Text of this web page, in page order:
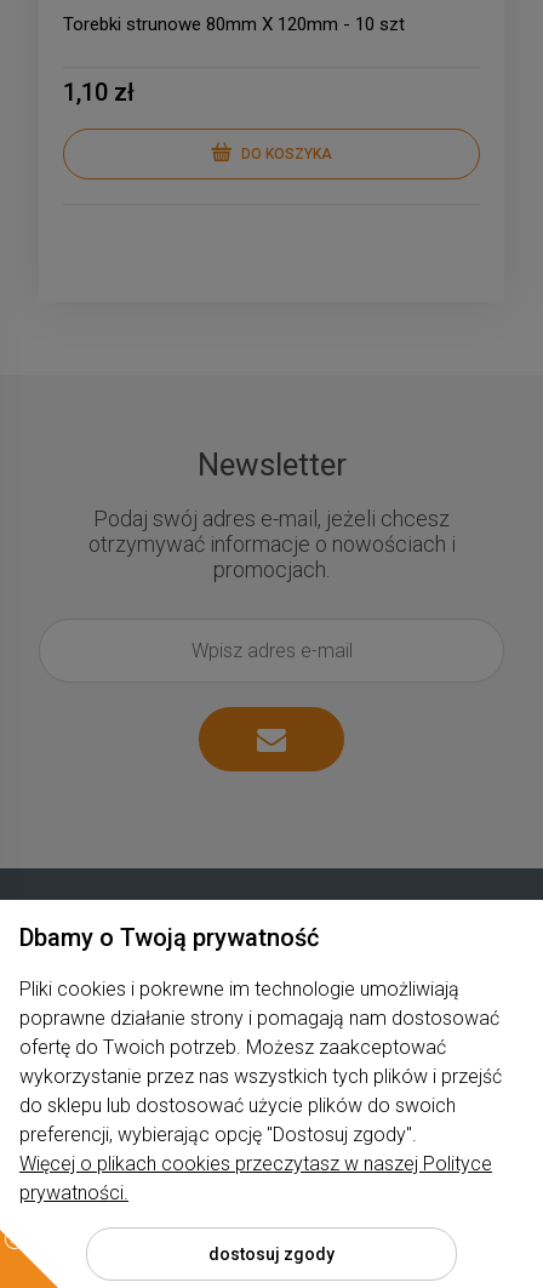
Torebki strunowe 80mm X 120mm - 10 szt
1,10 zł
DO KOSZYKA
Newsletter
Podaj swój adres e-mail, jeżeli chcesz
otrzymywać informacje o nowościach i
promocjach.
Produkty
Pomoc
Moje konto
Informacje
Dbamy o Twoją prywatność
Pliki cookies i pokrewne im technologie umożliwiają
poprawne działanie strony i pomagają nam dostosować
ofertę do Twoich potrzeb. Możesz zaakceptować
wykorzystanie przez nas wszystkich tych plików i przejść
do sklepu lub dostosować użycie plików do swoich
preferencji, wybierając opcję "Dostosuj zgody".
Więcej o plikach cookies przeczytasz w naszej Polityce
prywatności.
dostosuj zgody